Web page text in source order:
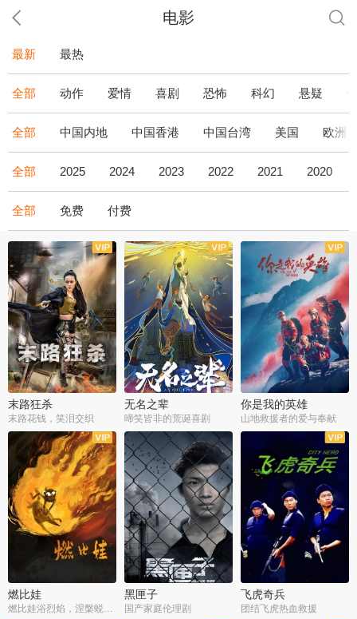
电影
最新 最热
全部 动作 爱情 喜剧 恐怖 科幻 悬疑
全部 中国内地 中国香港 中国台湾 美国 欧洲
全部 2025 2024 2023 2022 2021 2020
全部 免费 付费
末路狂杀
末路花钱，笑泪交织
无名之辈
啼笑皆非的荒诞喜剧
你是我的英雄
山地救援者的爱与奉献
燃比娃
燃比娃浴烈焰，涅槃蜕变成人
黑匣子
国产家庭伦理剧
飞虎奇兵
团结飞虎热血救援